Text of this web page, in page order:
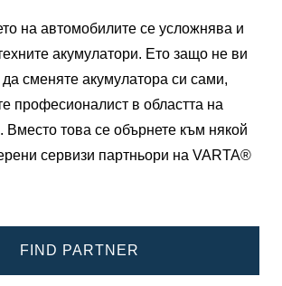
на автомобилите се усложнява и
акумулатори. Ето защо не ви
сменяте акумулатора си сами,
професионалист в областта на
Вместо това се обърнете към някой
сервизи партньори на VARTA®
FIND PARTNER